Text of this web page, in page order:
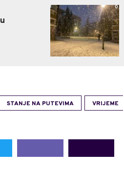
0
STANJE NA PUTEVIMA VRIJEME